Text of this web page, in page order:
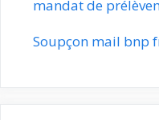
mandat de
Soupçon mail bnp